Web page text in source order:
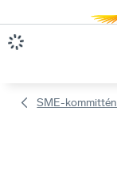
SME-kommittén